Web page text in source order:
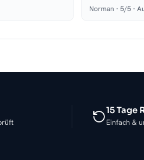
Norman · 5/5 ·
15 Tage
Einfach &